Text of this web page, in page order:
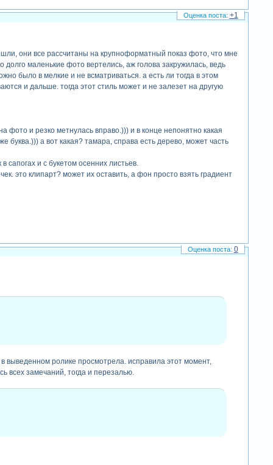
они все рассчитаны на крупноформатный показ фото, что мне
маленькие фото вертелись, аж голова закружилась, ведь
было в мелкие и не всматриваться. а есть ли тогда в этом
и дальше. тогда этот стиль может и не залезет на другую
фото и резко метнулась вправо.))) и в конце непонятно какая
буква.))) а вот какая? тамара, справа есть дерево, может часть
сапогах и с букетом осенних листьев.
это клипарт? может их оставить, а фон просто взять градиент
+1
выведенном ролике просмотрела. исправила этот момент,
всех замечаний, тогда и перезалью.
0